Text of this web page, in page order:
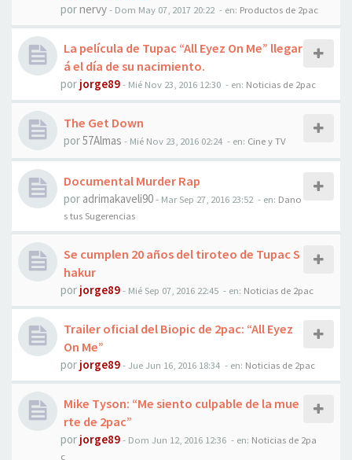
pornervy- Dom May 07, 2017 20:22 - en: Productos de 2pac
La película de Tupac “All Eyez On Me” llegar
á el día de su nacimiento.
por jorge89- Mié Nov 23, 2016 12:30 - en: Noticias de 2pac
The Get Down
por57Almas - Mié Nov 23, 2016 02:24 - en: Cine y TV
Documental Murder Rap
por adrimakaveli90- Mar Sep 27, 2016 23:52 - en: Dano
s tus Sugerencias
Se cumplen 20 años del tiroteo de Tupac S
hakur
por jorge89- Mié Sep 07, 2016 22:45 - en: Noticias de 2pac
Trailer oficial del Biopic de 2pac: “All Eyez
On Me”
por jorge89-Jue Jun 16, 2016 18:34 - en: Noticias de 2pac
Mike Tyson: “Me siento culpable de la mue
rte de 2pac”
por jorge89- Dom Jun 12, 2016 12:36 - en: Noticias de 2pa
c